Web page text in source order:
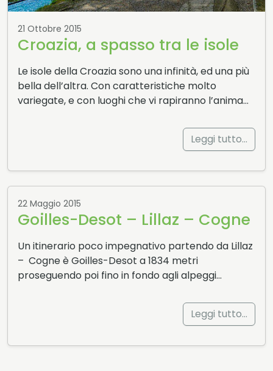
21 Ottobre 2015
Croazia, a spasso tra le isole
Le isole della Croazia sono una infinità, ed una più
bella dell’altra. Con caratteristiche molto
variegate, e con luoghi che vi rapiranno l’anima…
Leggi tutto…
22 Maggio 2015
Goilles-Desot – Lillaz – Cogne
Un itinerario poco impegnativo partendo da Lillaz
– Cogne è Goilles-Desot a 1834 metri
proseguendo poi fino in fondo agli alpeggi…
Leggi tutto…